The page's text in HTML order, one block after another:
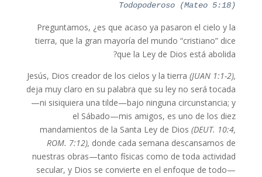
Todopoderoso (Mateo 5:18)
Preguntamos, ¿es que acaso ya pasaron el cielo y la
tierra, que la gran mayoría del mundo “cristiano” dice
que la Ley de Dios está abolida?
Jesús, Dios creador de los cielos y la tierra(JUAN 1:1-2),
deja muy claro en su palabra que su ley no será tocada
—ni sisiquiera una tilde—bajo ninguna circunstancia; y
el Sábado—mis amigos, es uno de los diez
mandamientos de la Santa Ley de Dios(DEUT. 10:4,
ROM. 7:12), donde cada semana descansamos de
nuestras obras—tanto físicas como de toda actividad
secular, y Dios se convierte en el enfoque de todo—